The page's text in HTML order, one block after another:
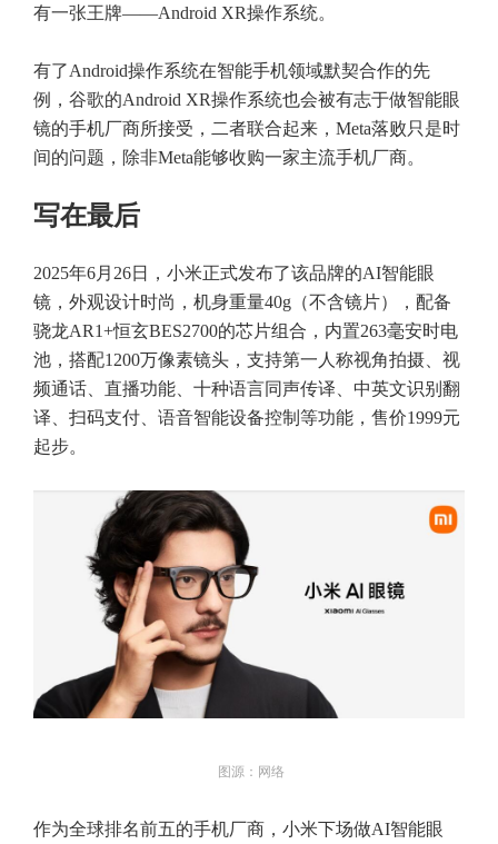
有一张王牌——Android XR操作系统。
有了Android操作系统在智能手机领域默契合作的先
例，谷歌的Android XR操作系统也会被有志于做智能眼
镜的手机厂商所接受，二者联合起来，Meta落败只是时
间的问题，除非Meta能够收购一家主流手机厂商。
写在最后
2025年6月26日，小米正式发布了该品牌的AI智能眼
镜，外观设计时尚，机身重量40g（不含镜片），配备
骁龙AR1+恒玄BES2700的芯片组合，内置263毫安时电
池，搭配1200万像素镜头，支持第一人称视角拍摄、视
频通话、直播功能、十种语言同声传译、中英文识别翻
译、扫码支付、语音智能设备控制等功能，售价1999元
起步。
图源：网络
作为全球排名前五的手机厂商，小米下场做AI智能眼